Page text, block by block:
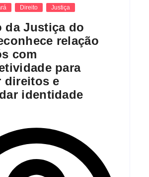
Direito Justiça
da Justiça do
relação
com
para
direitos e
identidade